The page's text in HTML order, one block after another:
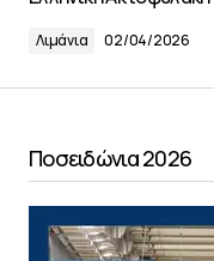
Λιμάνια 02/04/2026
Ποσειδώνια 2026